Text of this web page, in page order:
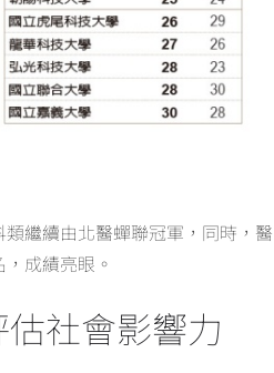
繼續由北醫蟬聯冠軍，同時，醫
成績亮眼。
社會影響力